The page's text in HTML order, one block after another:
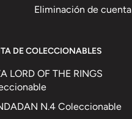
Eliminación de cuenta
DE COLECCIONABLES
LORD OF THE RINGS
N.4 Coleccionable